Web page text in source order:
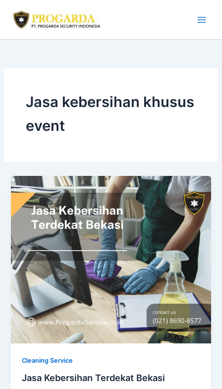
content
Jasa kebersihan khusus
event
Cleaning Service
Jasa Kebersihan Terdekat Bekasi